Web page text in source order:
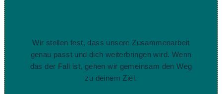
Wir stellen fest, dass unsere Zusammenarbeit
genau passt und dich weiterbringen wird. Wenn
das der Fall ist, gehen wir gemeinsam den Weg
zu deinem Ziel.